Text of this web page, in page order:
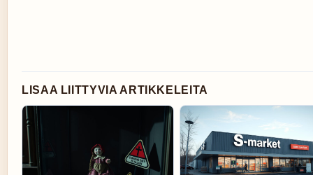
LISAA LIITTYVIA ARTIKKELEITA